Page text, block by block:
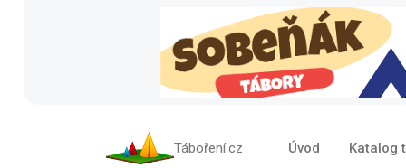
Táboření.cz Úvod Katalog